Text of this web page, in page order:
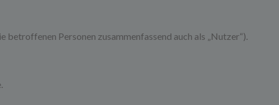
Personen zusammenfassend auch als „Nutzer“).